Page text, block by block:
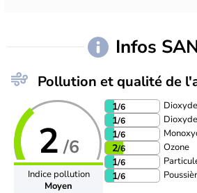
Infos
Pollution et qualité de
2 /6
Indice pollution
Moyen
1/6
1/6
1/6
2/6 Ozone
1/6
1/6